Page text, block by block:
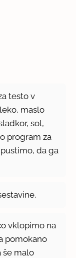
testo v
maslo
sol,
program za
da ga
vklopimo na
pomokano
še malo